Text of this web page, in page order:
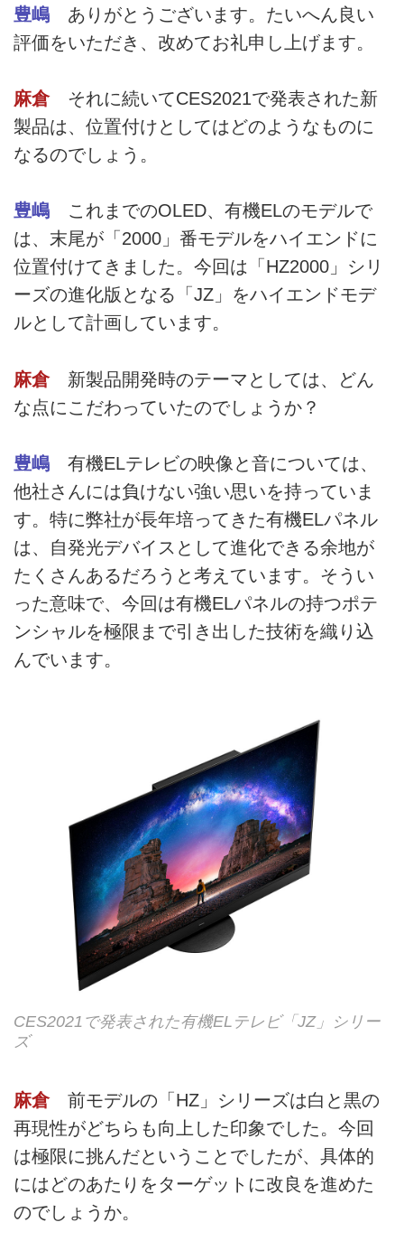
豊嶋 ありがとうございます。たいへん良い
評価をいただき、改めてお礼申し上げます。
麻倉それに続いてCES2021で発表された新
製品は、位置付けとしてはどのようなものに
なるのでしょう。
豊嶋 これまでのOLED、有機ELのモデルで
は、末尾が「2000」番モデルをハイエンドに
位置付けてきました。今回は「HZ2000」シリ
ーズの進化版となる「JZ」をハイエンドモデ
ルとして計画しています。
麻倉新製品開発時のテーマとしては、どん
な点にこだわっていたのでしょうか？
豊嶋 有機ELテレビの映像と音については、
他社さんには負けない強い思いを持っていま
す。特に弊社が長年培ってきた有機ELパネル
は、自発光デバイスとして進化できる余地が
たくさんあるだろうと考えています。そうい
った意味で、今回は有機ELパネルの持つポテ
ンシャルを極限まで引き出した技術を織り込
んでいます。
CES2021で発表された有機ELテレビ「JZ」シリー
ズ
麻倉前モデルの「HZ」シリーズは白と黒の
再現性がどちらも向上した印象でした。今回
は極限に挑んだということでしたが、具体的
にはどのあたりをターゲットに改良を進めた
のでしょうか。